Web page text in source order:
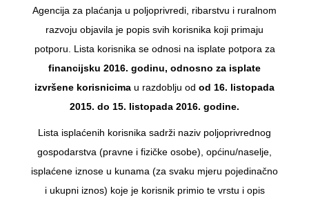
Agencija za plaćanja u poljoprivredi, ribarstvu i ruralnom
razvoju objavila je popis svih korisnika koji primaju
potporu. Lista korisnika se odnosi na isplate potpora za
financijsku 2016. godinu, odnosno za isplate
izvršene korisnicima u razdoblju od od 16. listopada
2015. do 15. listopada 2016. godine.
Lista isplaćenih korisnika sadrži naziv poljoprivrednog
gospodarstva (pravne i fizičke osobe), općinu/naselje,
isplaćene iznose u kunama (za svaku mjeru pojedinačno
i ukupni iznos) koje je korisnik primio te vrstu i opis